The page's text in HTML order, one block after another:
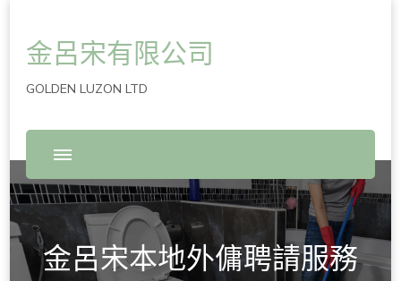
金呂宋有限公司
GOLDEN LUZON LTD
金呂宋本地外傭聘請服務